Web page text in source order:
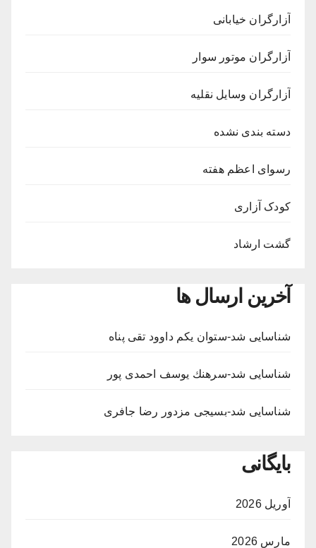
آزارگران خیابانی
آزارگران موتور سوار
آزارگران وسایل نقلیه
دسته بندی نشده
رسوای اعظم هفته
کودک آزاری
گشت ارشاد
آخرین ارسال ها
شناسایی شد-ستوان یکم داوود تقی پناه
شناسایی شد-سرهنك يوسف احمدى پور
شناسایی شد-بسيجى مزدور رضا جافری
بایگانی
آوریل 2026
مارس 2026